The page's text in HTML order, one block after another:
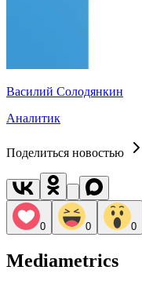
Василий Солодянкин
Аналитик
Поделиться новостью
0 0 0
Mediametrics